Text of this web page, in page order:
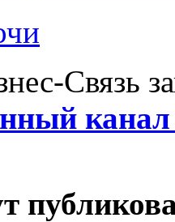
Связь